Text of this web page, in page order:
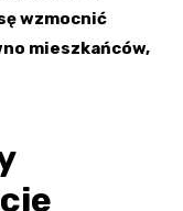
wzmocnić
mieszkańców,